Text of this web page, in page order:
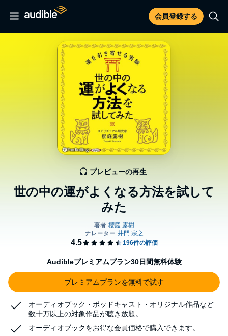
会員登録する
世の中の運がよくなる方法を試して
みた
プレビューの再生
Audibleプレミアムプラン30日間無料体験
プレミアムプランを無料で試す
オーディオブック・ポッドキャスト・オリジナル作品など
数十万以上の対象作品が聴き放題。
オーディオブックをお得な会員価格で購入できます。